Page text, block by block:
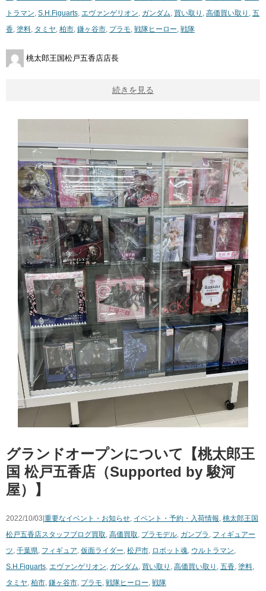
トラマン, S.H.Figuarts, エヴァンゲリオン, ガンダム, 買い取り , 高価買い取り , 五
香, 塗料, タミヤ, 柏市, 鎌ヶ谷市, プラモ, 戦隊ヒーロー, 戦隊
桃太郎王国松戸五香店店長
続きを見る
グランドオープンについて【桃太郎王
国 松戸五香店（Supported by 駿河
屋）】
2022/10/03|重要なイベント・お知らせ イベント・予約・入荷情報 桃太郎王国
松戸五香店スタッフブログ買取 高価買取 プラモデル ガンプラ
フィギュアー
ツ 千葉県 フィギュア 仮面ライダー 松戸市 ロボット魂 ウルトラマン
S.H.Figuarts エヴァンゲリオン ガンダム 買い取り 高価買い取り 五香 塗料
タミヤ 柏市 鎌ヶ谷市 プラモ 戦隊ヒーロー 戦隊